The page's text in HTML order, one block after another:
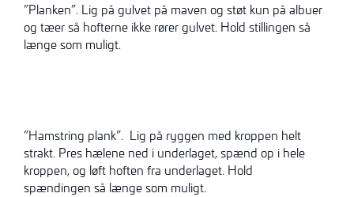
”Planken”. Lig på gulvet på maven og støt kun på albuer
og tæer så hofterne ikke rører gulvet. Hold stillingen så
længe som muligt.
”Hamstring plank”. Lig på ryggen med kroppen helt
strakt. Pres hælene ned i underlaget, spænd op i hele
kroppen, og løft hoften fra underlaget. Hold
spændingen så længe som muligt.